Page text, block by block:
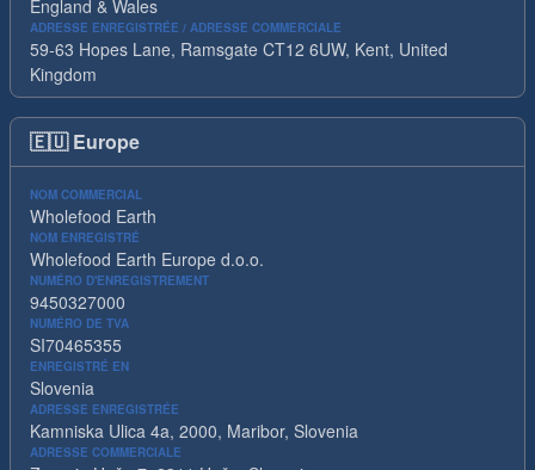
England & Wales
ADRESSE ENREGISTRÉE / ADRESSE COMMERCIALE
59-63 Hopes Lane, Ramsgate CT12 6UW, Kent, United
Kingdom
🇪🇺 Europe
NOM COMMERCIAL
Wholefood Earth
NOM ENREGISTRÉ
Wholefood Earth Europe d.o.o.
NUMÉRO D'ENREGISTREMENT
9450327000
NUMÉRO DE TVA
SI70465355
ENREGISTRÉ EN
Slovenia
ADRESSE ENREGISTRÉE
Kamniska Ulica 4a, 2000, Maribor, Slovenia
ADRESSE COMMERCIALE